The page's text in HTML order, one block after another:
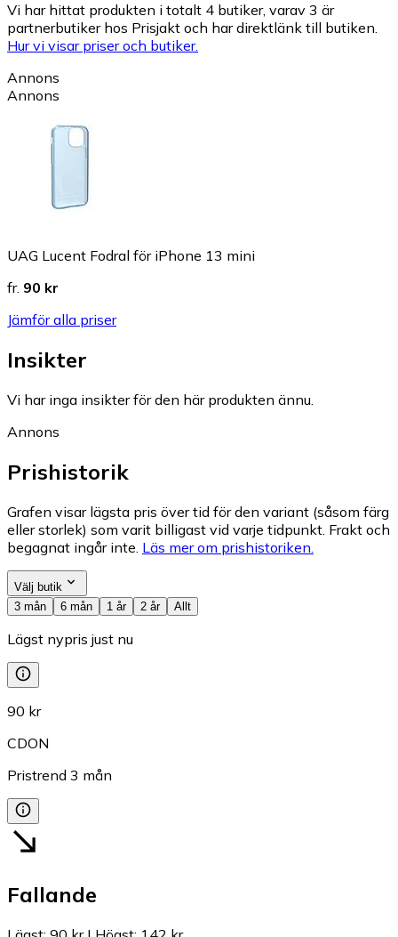
Vi har hittat produkten i totalt 4 butiker, varav 3 är
partnerbutiker hos Prisjakt och har direktlänk till butiken.
Hur vi visar priser och butiker.
Annons
Annons
UAG Lucent Fodral för iPhone 13 mini
fr. 90 kr
Jämför alla priser
Insikter
Vi har inga insikter för den här produkten ännu.
Annons
Prishistorik
Grafen visar lägsta pris över tid för den variant (såsom färg
eller storlek) som varit billigast vid varje tidpunkt. Frakt och
begagnat ingår inte. Läs mer om prishistoriken.
Välj butik
3 mån
6 mån 1 år 2 år Allt
Lägst nypris just nu
90 kr
CDON
Pristrend 3 mån
Fallande